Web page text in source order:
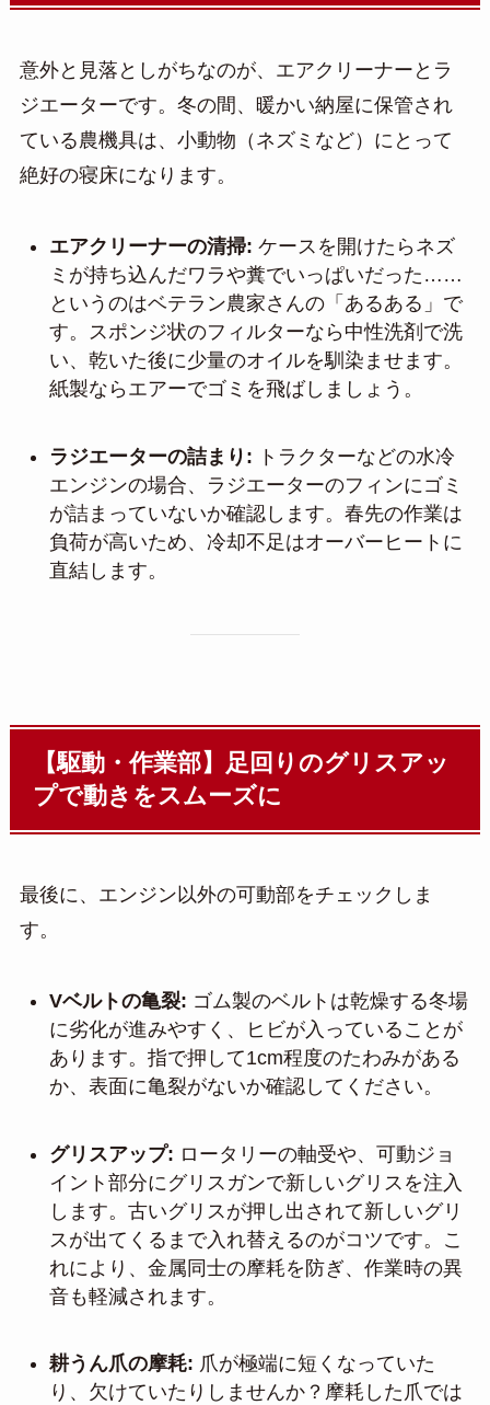
意外と見落としがちなのが、エアクリーナーとラ
ジエーターです。冬の間、暖かい納屋に保管され
ている農機具は、小動物（ネズミなど）にとって
絶好の寝床になります。
エアクリーナーの清掃: ケースを開けたらネズ
ミが持ち込んだワラや糞でいっぱいだった……
というのはベテラン農家さんの「あるある」で
す。スポンジ状のフィルターなら中性洗剤で洗
い、乾いた後に少量のオイルを馴染ませます。
紙製ならエアーでゴミを飛ばしましょう。
ラジエーターの詰まり: トラクターなどの水冷
エンジンの場合、ラジエーターのフィンにゴミ
が詰まっていないか確認します。春先の作業は
負荷が高いため、冷却不足はオーバーヒートに
直結します。
【駆動・作業部】足回りのグリスアッ
プで動きをスムーズに
最後に、エンジン以外の可動部をチェックしま
す。
Vベルトの亀裂: ゴム製のベルトは乾燥する冬場
に劣化が進みやすく、ヒビが入っていることが
あります。指で押して1cm程度のたわみがある
か、表面に亀裂がないか確認してください。
グリスアップ: ロータリーの軸受や、可動ジョ
イント部分にグリスガンで新しいグリスを注入
します。古いグリスが押し出されて新しいグリ
スが出てくるまで入れ替えるのがコツです。こ
れにより、金属同士の摩耗を防ぎ、作業時の異
音も軽減されます。
耕うん爪の摩耗: 爪が極端に短くなっていた
り、欠けていたりしませんか？摩耗した爪では